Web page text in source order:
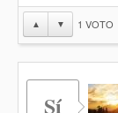
▲ ▼ 1 VOTO
Sí